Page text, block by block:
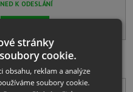
K ODESLÁNÍ
ZPO 010A nerez + Deante NEO
BLC 062M chrom
stránky
cookie.
obsahu, reklam a analýze
soubory cookie.